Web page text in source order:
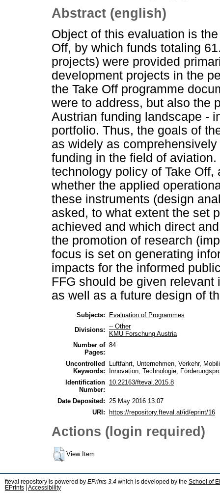
Abstract (english)
Object of this evaluation is
Off, by which funds totaling
projects) were provided
development projects in the
the Take Off programme
were to address, but also the
Austrian funding landscape -
portfolio. Thus, the goals of
as widely as
funding in the field of
technology policy of Take
whether the applied
these instruments (design
asked, to what extent the set
achieved and which direct
the promotion of research
focus is set on generating
impacts for the informed
FFG should be given
as well as a future design of
Subjects:
Evaluation of Programmes
Divisions: -- Other
KMU Forschung Austria
Number of
Pages:
84
Uncontrolled
Keywords:
Luftfahrt, Unternehmen, Verkehr,
Innovation, Technologie,
Identification
Number:
10.22163/fteval.2015.8
Date Deposited:
25 May 2016 13:07
URI: https://repository.fteval.at/id/eprint/16
Actions (login required)
View Item
fteval repository is powered by EPrints 3.4 which is developed by the School of
EPrints
Accessibility